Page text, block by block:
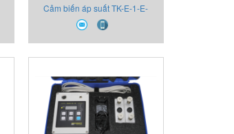
Cảm biến áp suất TK-E-1-E-
B16D-M-V 2130X000A00 Thiết
bị Gefran